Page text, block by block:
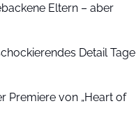
Eltern – aber
Detail Tage
Premiere von „Heart of